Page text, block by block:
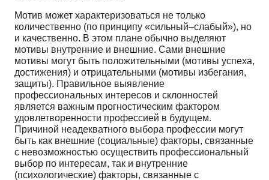
Мотив может характеризоваться не только
количественно (по принципу «сильный–слабый»), но
и качественно. В этом плане обычно выделяют
мотивы внутренние и внешние. Сами внешние
мотивы могут быть положительными (мотивы успеха,
достижения) и отрицательными (мотивы избегания,
защиты). Правильное выявление
профессиональных интересов и склонностей
является важным прогностическим фактором
удовлетворенности профессией в будущем.
Причиной неадекватного выбора профессии могут
быть как внешние (социальные) факторы, связанные
с невозможностью осуществить профессиональный
выбор по интересам, так и внутренние
(психологические) факторы, связанные с